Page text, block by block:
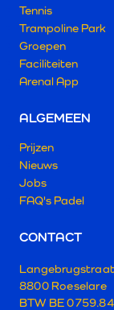
Tennis
Trampoline Park
Groepen
Faciliteiten
Arenal App
ALGEMEEN
Prijzen
Nieuws
Jobs
FAQ's Padel
CONTACT
8800 Roeselare
BTW BE